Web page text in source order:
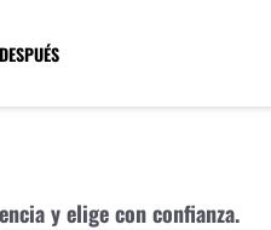
y elige con confianza.